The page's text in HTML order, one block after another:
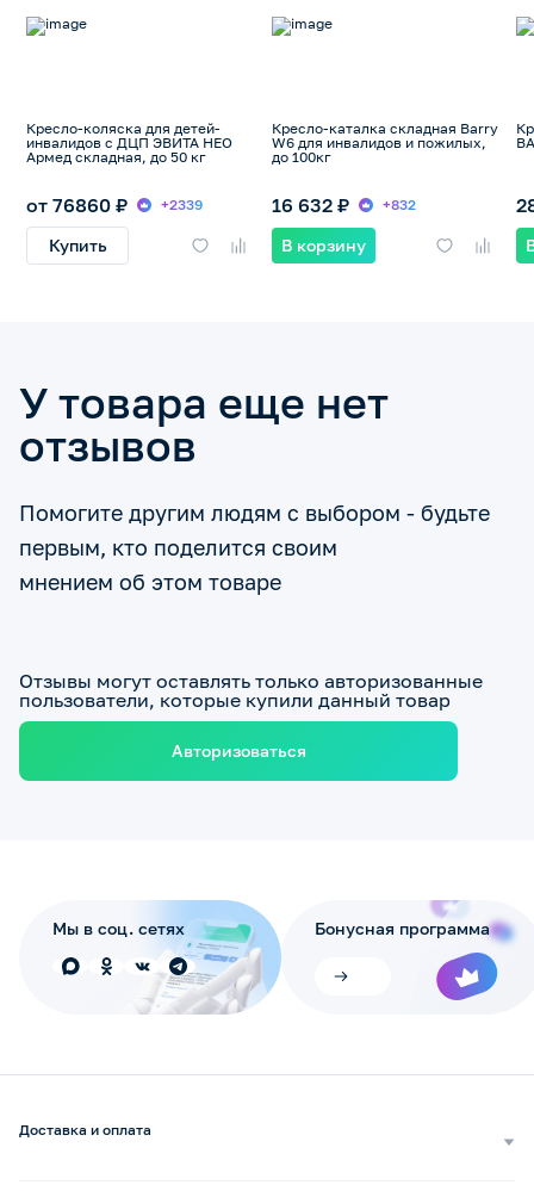
Кресло-коляска для детей-
инвалидов с ДЦП ЭВИТА НЕО
Армед складная, до 50 кг
от 76860 ₽ +2339
Купить
Кресло-каталка складная Barry
W6 для инвалидов и пожилых,
до 100кг
16 632 ₽ +832
В корзину
У товара еще нет
отзывов
Помогите другим людям с выбором - будьте
первым, кто поделится своим
мнением об этом товаре
Отзывы могут оставлять только авторизованные
пользователи, которые купили данный товар
Авторизоваться
Мы в соц. сетях Бонусная программа
Доставка и оплата